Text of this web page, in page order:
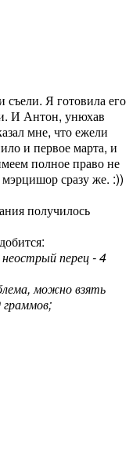
Я готовила его
И Антон, унюхав
мне, что ежели
и первое марта, и
полное право не
мэрцишор сразу же. :))
получилось
перец - 4
можно взять